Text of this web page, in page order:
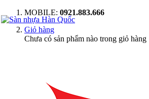
MOBILE: 0921.883.666
Giỏ hàng
Chưa có sản phẩm nào trong giỏ hàng